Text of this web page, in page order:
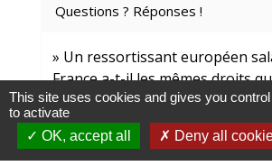
Questions ? Réponses !
Un ressortissant européen
France a-t-il les mêmes droits
français ?
Signaler une erreur
This site uses cookies and gives you
to activate
OK, accept all
Deny all